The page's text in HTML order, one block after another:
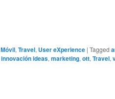
Móvil, Travel, User eXperience | Tagged
innovación ideas, marketing, ott, Travel,